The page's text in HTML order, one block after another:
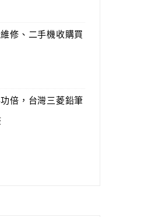
修、二手機收購買
倍，台灣三菱鉛筆